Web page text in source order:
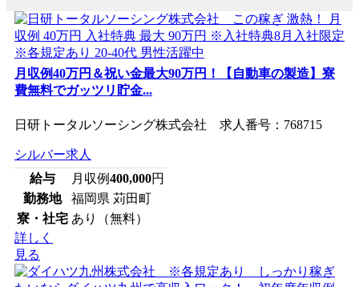
月収例40万円＆祝い金最大90万円！【自動車の製造】寮
費無料でガッツリ貯金...
日研トータルソーシング株式会社 求人番号：768715
シルバー求人
給与
月収例400,000円
勤務地
福岡県 苅田町
寮・社宅 あり（無料）
詳しく
見る